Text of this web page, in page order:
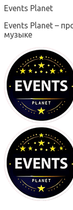
Events Planet
Events Planet –
музыке